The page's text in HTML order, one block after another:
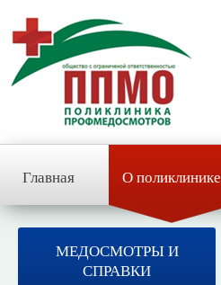
Главная О поликлинике
МЕДОСМОТРЫ И
СПРАВКИ